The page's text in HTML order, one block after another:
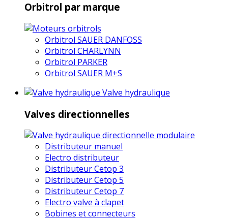
Orbitrol par marque
Orbitrol SAUER DANFOSS
Orbitrol CHARLYNN
Orbitrol PARKER
Orbitrol SAUER M+S
Valve hydraulique
Valves directionnelles
Distributeur manuel
Electro distributeur
Distributeur Cetop 3
Distributeur Cetop 5
Distributeur Cetop 7
Electro valve à clapet
Bobines et connecteurs